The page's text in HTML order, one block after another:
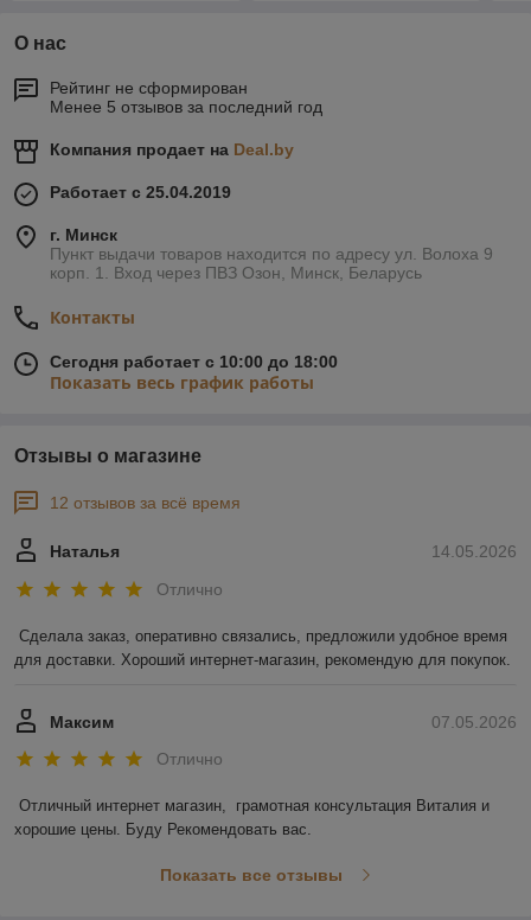
О нас
Рейтинг не сформирован
Менее 5 отзывов за последний год
Компания продает на Deal.by
Работает с 25.04.2019
г. Минск
Пункт выдачи товаров находится по адресу ул. Волоха 9
корп. 1. Вход через ПВЗ Озон, Минск, Беларусь
Контакты
Сегодня работает с 10:00 до 18:00
Показать весь график работы
Отзывы о магазине
12 отзывов за всё время
14.05.2026
Наталья
Отлично
Сделала заказ, оперативно связались, предложили удобное время
для доставки. Хороший интернет-магазин, рекомендую для покупок.
07.05.2026
Максим
Отлично
Отличный интернет магазин,  грамотная консультация Виталия и
хорошие цены. Буду Рекомендовать вас.
Показать все отзывы